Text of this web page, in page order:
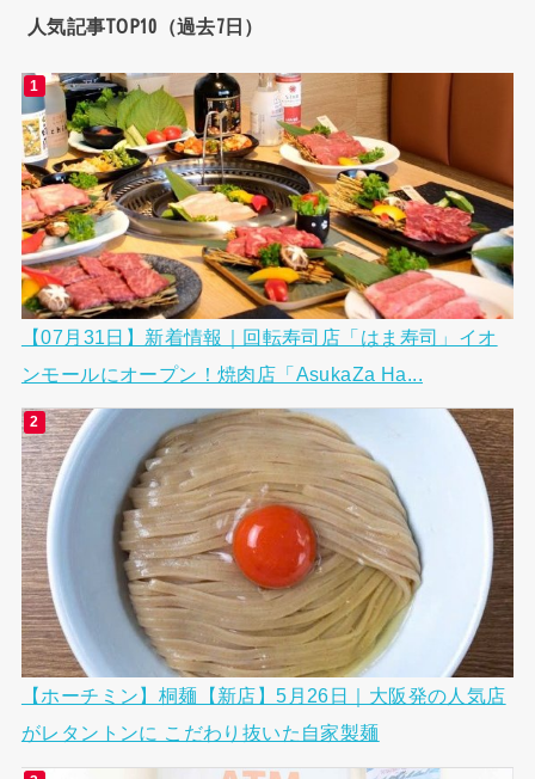
人気記事TOP10（過去7日）
【07月31日】新着情報｜回転寿司店「はま寿司」イオ
ンモールにオープン！焼肉店「AsukaZa Ha...
【ホーチミン】桐麺【新店】5月26日｜大阪発の人気店
がレタントンに こだわり抜いた自家製麺